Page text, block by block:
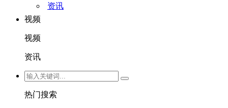
资讯
视频
视频
资讯
热门搜索